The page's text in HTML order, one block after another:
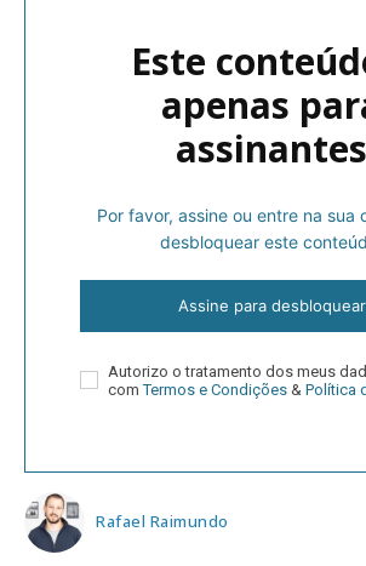
Este
apenas
assinantes
Por favor, assine ou entre na sua
desbloquear este
Assine para desbloquear
Autorizo o tratamento dos meus
comTermos e Condições & Política
Rafael Raimundo